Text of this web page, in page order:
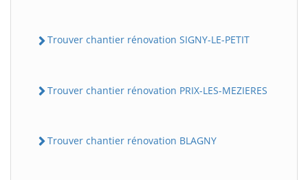
Trouver chantier rénovation SIGNY-LE-PETIT
Trouver chantier rénovation PRIX-LES-MEZIERES
Trouver chantier rénovation BLAGNY